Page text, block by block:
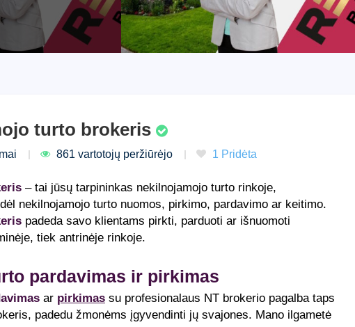
turto brokeris
861 vartotojų peržiūrėjo 1 Pridėta
– tai jūsų tarpininkas nekilnojamojo turto rinkoje,
nekilnojamojo turto nuomos, pirkimo, pardavimo ar keitimo.
padeda savo klientams pirkti, parduoti ar išnuomoti
tiek antrinėje rinkoje.
pardavimas ir pirkimas
ar pirkimas su profesionalaus NT brokerio pagalba taps
padedu žmonėms įgyvendinti jų svajones. Mano ilgametė